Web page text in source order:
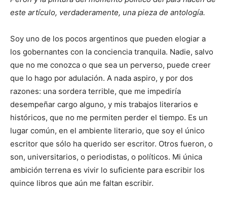
este artículo, verdaderamente, una pieza de antología.
Soy uno de los pocos argentinos que pueden elogiar a
los gobernantes con la conciencia tranquila. Nadie, salvo
que no me conozca o que sea un perverso, puede creer
que lo hago por adulación. A nada aspiro, y por dos
razones: una sordera terrible, que me impediría
desempeñar cargo alguno, y mis trabajos literarios e
históricos, que no me permiten perder el tiempo. Es un
lugar común, en el ambiente literario, que soy el único
escritor que sólo ha querido ser escritor. Otros fueron, o
son, universitarios, o periodistas, o políticos. Mi única
ambición terrena es vivir lo suficiente para escribir los
quince libros que aún me faltan escribir.